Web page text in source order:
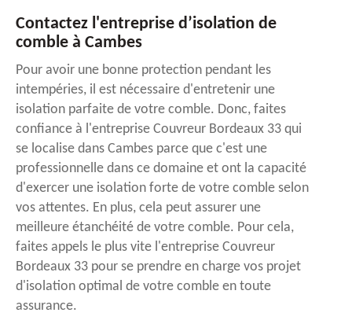
Contactez l'entreprise d’isolation de
comble à Cambes
Pour avoir une bonne protection pendant les
intempéries, il est nécessaire d'entretenir une
isolation parfaite de votre comble. Donc, faites
confiance à l'entreprise Couvreur Bordeaux 33 qui
se localise dans Cambes parce que c'est une
professionnelle dans ce domaine et ont la capacité
d'exercer une isolation forte de votre comble selon
vos attentes. En plus, cela peut assurer une
meilleure étanchéité de votre comble. Pour cela,
faites appels le plus vite l'entreprise Couvreur
Bordeaux 33 pour se prendre en charge vos projet
d'isolation optimal de votre comble en toute
assurance.